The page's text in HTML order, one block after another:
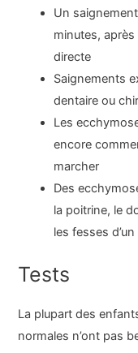
Un
minutes,
directe
Saignements
dentaire ou
Les
encore
marcher
Des
la poitrine, le
les fesses
Tests
La plupart des
normales n’ont pas